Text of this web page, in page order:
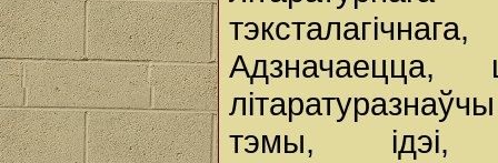
тэмы, ідэі,